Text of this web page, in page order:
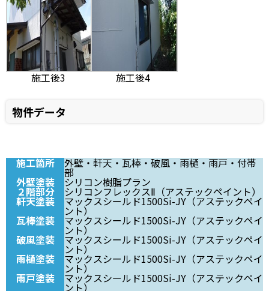
施工後3 施工後4
物件データ
施工箇所 外壁・軒天・瓦棒・破風・雨樋・雨戸・付帯
部
外壁塗装
２階部分
シリコン樹脂プラン
シリコンフレックスⅡ（アステックペイント）
軒天塗装 マックスシールド1500Si-JY（アステックペイ
ント）
瓦棒塗装 マックスシールド1500Si-JY（アステックペイ
ント）
破風塗装 マックスシールド1500Si-JY（アステックペイ
ント）
雨樋塗装 マックスシールド1500Si-JY（アステックペイ
ント）
雨戸塗装 マックスシールド1500Si-JY（アステックペイ
ント）